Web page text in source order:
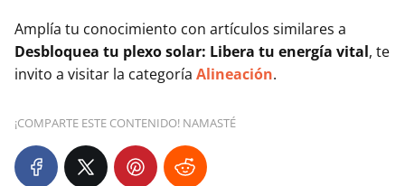
Amplía tu conocimiento con artículos similares a
Desbloquea tu plexo solar: Libera tu energía vital, te
invito a visitar la categoría Alineación.
¡COMPARTE ESTE CONTENIDO! NAMASTÉ